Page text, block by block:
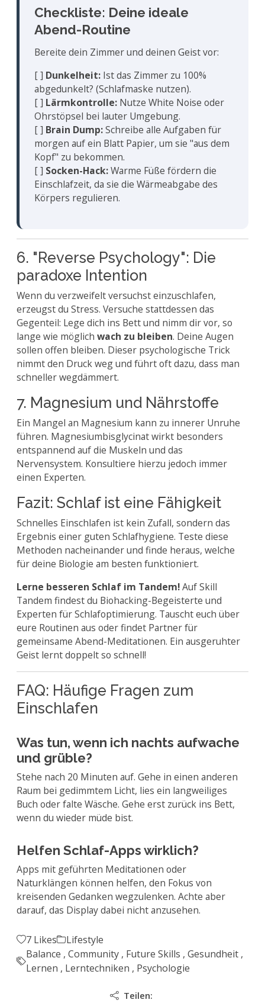
Checkliste: Deine ideale
Abend-Routine
Bereite dein Zimmer und deinen Geist vor:
[ ] Dunkelheit: Ist das Zimmer zu 100%
abgedunkelt? (Schlafmaske nutzen).
[ ] Lärmkontrolle: Nutze White Noise oder
Ohrstöpsel bei lauter Umgebung.
[ ] Brain Dump:Schreibe alle Aufgaben für
morgen auf ein Blatt Papier, um sie "aus dem
Kopf" zu bekommen.
[ ] Socken-Hack:Warme Füße fördern die
Einschlafzeit, da sie die Wärmeabgabe des
Körpers regulieren.
6. "Reverse Psychology": Die
paradoxe Intention
Wenn du verzweifelt versuchst einzuschlafen,
erzeugst du Stress. Versuche stattdessen das
Gegenteil: Lege dich ins Bett und nimm dir vor, so
lange wie möglich wach zu bleiben. Deine Augen
sollen offen bleiben. Dieser psychologische Trick
nimmt den Druck weg und führt oft dazu, dass man
schneller wegdämmert.
7. Magnesium und Nährstoffe
Ein Mangel an Magnesium kann zu innerer Unruhe
führen. Magnesiumbisglycinat wirkt besonders
entspannend auf die Muskeln und das
Nervensystem. Konsultiere hierzu jedoch immer
einen Experten.
Fazit: Schlaf ist eine Fähigkeit
Schnelles Einschlafen ist kein Zufall, sondern das
Ergebnis einer guten Schlafhygiene. Teste diese
Methoden nacheinander und finde heraus, welche
für deine Biologie am besten funktioniert.
Lerne besseren Schlaf im Tandem!Auf Skill
Tandem findest du Biohacking-Begeisterte und
Experten für Schlafoptimierung. Tauscht euch über
eure Routinen aus oder findet Partner für
gemeinsame Abend-Meditationen. Ein ausgeruhter
Geist lernt doppelt so schnell!
FAQ: Häufige Fragen zum
Einschlafen
Was tun, wenn ich nachts aufwache
und grüble?
Stehe nach 20 Minuten auf. Gehe in einen anderen
Raum bei gedimmtem Licht, lies ein langweiliges
Buch oder falte Wäsche. Gehe erst zurück ins Bett,
wenn du wieder müde bist.
Helfen Schlaf-Apps wirklich?
Apps mit geführten Meditationen oder
Naturklängen können helfen, den Fokus von
kreisenden Gedanken wegzulenken. Achte aber
darauf, das Display dabei nicht anzusehen.
7 Likes
Lifestyle
Balance , Community , Future Skills , Gesundheit ,
Lernen , Lerntechniken , Psychologie
Teilen: